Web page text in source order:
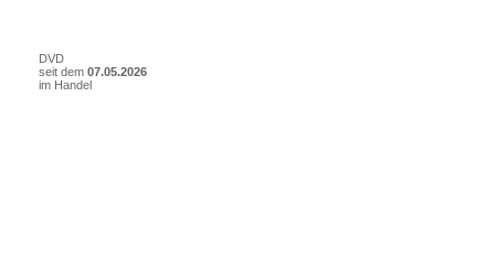
DVD
seit dem 07.05.2026
im Handel